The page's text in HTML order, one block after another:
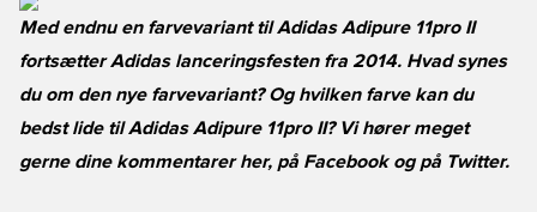
Med endnu en farvevariant til Adidas Adipure 11pro II
fortsætter Adidas lanceringsfesten fra 2014. Hvad synes
du om den nye farvevariant? Og hvilken farve kan du
bedst lide til Adidas Adipure 11pro II? Vi hører meget
gerne dine kommentarer her, på Facebookog på Twitter.